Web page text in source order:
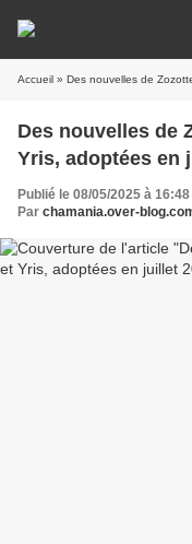
Accueil » Des nouvelles de
Des nouvelles de
Yris, adoptées en
Publié le 08/05/2025 à 16:48
Par chamania.over-